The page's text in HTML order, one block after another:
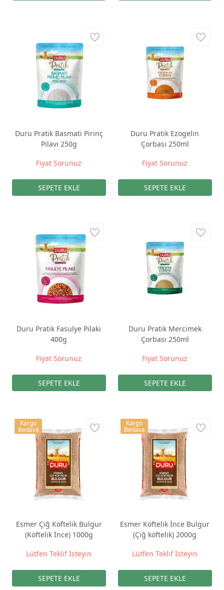
Duru Pratik Basmati Pirinç
Pilavı 250g
Fiyat Sorunuz
Duru Pratik Ezogelin
Çorbası 250ml
Fiyat Sorunuz
Duru Pratik Fasulye Pilaki
400g
Fiyat Sorunuz
Duru Pratik Mercimek
Çorbası 250ml
Fiyat Sorunuz
Esmer Çiğ Köftelik Bulgur
(Köftelik İnce) 1000g
Lütfen Teklif İsteyin
Kargo
Bedava
Esmer Köftelik İnce Bulgur
(Çiğ köftelik) 2000g
Lütfen Teklif İsteyin
Kargo
Bedava